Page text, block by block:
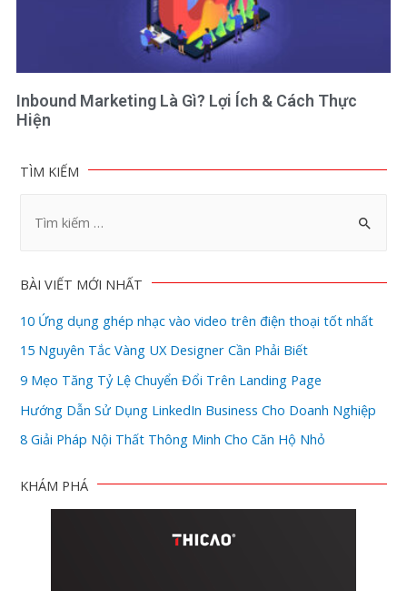
Inbound Marketing Là Gì? Lợi Ích & Cách Thực
Hiện
TÌM KIẾM
BÀI VIẾT MỚI NHẤT
10 Ứng dụng ghép nhạc vào video trên điện thoại tốt nhất
15 Nguyên Tắc Vàng UX Designer Cần Phải Biết
9 Mẹo Tăng Tỷ Lệ Chuyển Đổi Trên Landing Page
Hướng Dẫn Sử Dụng LinkedIn Business Cho Doanh Nghiệp
8 Giải Pháp Nội Thất Thông Minh Cho Căn Hộ Nhỏ
KHÁM PHÁ